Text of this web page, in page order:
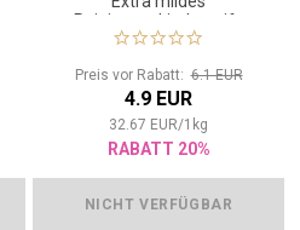
Reinigungskinderseife
Preis vor Rabatt:6.1 EUR
4.9 EUR
32.67 EUR/1 kg
RABATT 20%
NICHT VERFÜGBAR